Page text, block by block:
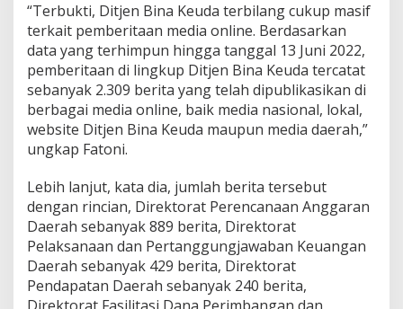
“Terbukti, Ditjen Bina Keuda terbilang cukup masif
terkait pemberitaan media online. Berdasarkan
data yang terhimpun hingga tanggal 13 Juni 2022,
pemberitaan di lingkup Ditjen Bina Keuda tercatat
sebanyak 2.309 berita yang telah dipublikasikan di
berbagai media online, baik media nasional, lokal,
website Ditjen Bina Keuda maupun media daerah,”
ungkap Fatoni.
Lebih lanjut, kata dia, jumlah berita tersebut
dengan rincian, Direktorat Perencanaan Anggaran
Daerah sebanyak 889 berita, Direktorat
Pelaksanaan dan Pertanggungjawaban Keuangan
Daerah sebanyak 429 berita, Direktorat
Pendapatan Daerah sebanyak 240 berita,